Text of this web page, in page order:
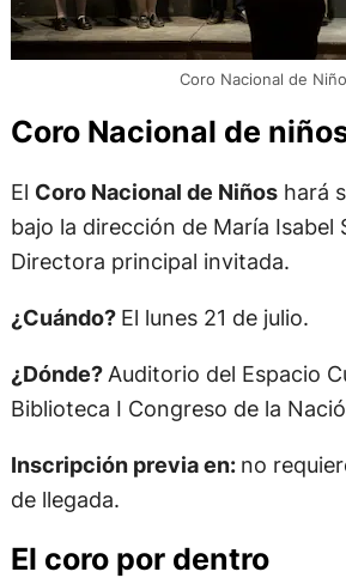
Coro Nacional de
Coro Nacional de
El Coro Nacional de Niñoshará
bajo la dirección de María Isabel
Directora principal invitada.
¿Cuándo? El lunes 21 de julio.
¿Dónde? Auditorio del Espacio
Biblioteca I Congreso de la
Inscripción previa en: no
de llegada.
El coro por dentro